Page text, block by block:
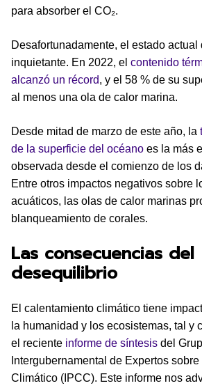
para absorber el CO₂.
Desafortunadamente, el estado actual
inquietante. En 2022, el contenido
alcanzó un récord, y el 58 % de su
al menos una ola de calor marina.
Desde mitad de marzo de este año, la
de la superficie del océano es la más
observada desde el comienzo de los
Entre otros impactos negativos sobre
acuáticos, las olas de calor marinas
blanqueamiento de corales.
Las consecuencias del
desequilibrio
El calentamiento climático tiene
la humanidad y los ecosistemas, tal y
el reciente informe de síntesis del
Intergubernamental de Expertos
Climático (IPCC). Este informe nos